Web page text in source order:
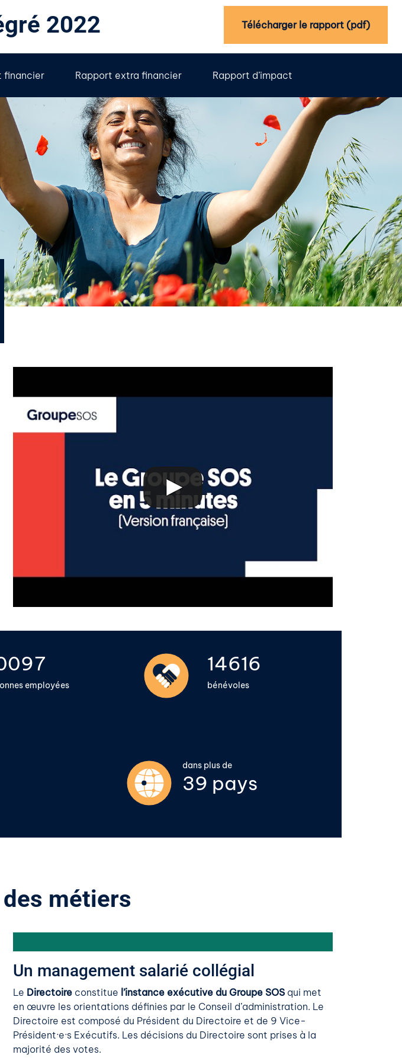
2022 Télécharger le rapport (pdf)
financier Rapport extra financier Rapport d’impact
employées
16000
bénévoles
dans plus de
50 pays
métiers
Un management salarié collégial
Le Directoire constitue l’instance exécutive du Groupe SOS qui met
en œuvre les orientations définies par le Conseil d’administration. Le
Directoire est composé du Président du Directoire et de 9 Vice-
Président·e·s Exécutifs. Les décisions du Directoire sont prises à la
majorité des votes.